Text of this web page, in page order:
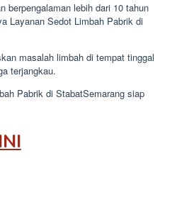
berpengalaman lebih dari 10 tahun
Layanan Sedot Limbah Pabrik di
masalah limbah di tempat tinggal
terjangkau.
Pabrik di StabatSemarang siap